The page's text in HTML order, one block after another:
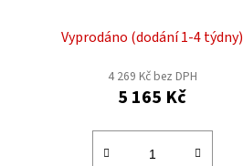
Vyprodáno (dodání 1-4 týdny)
4 269 Kč bez DPH
5 165 Kč